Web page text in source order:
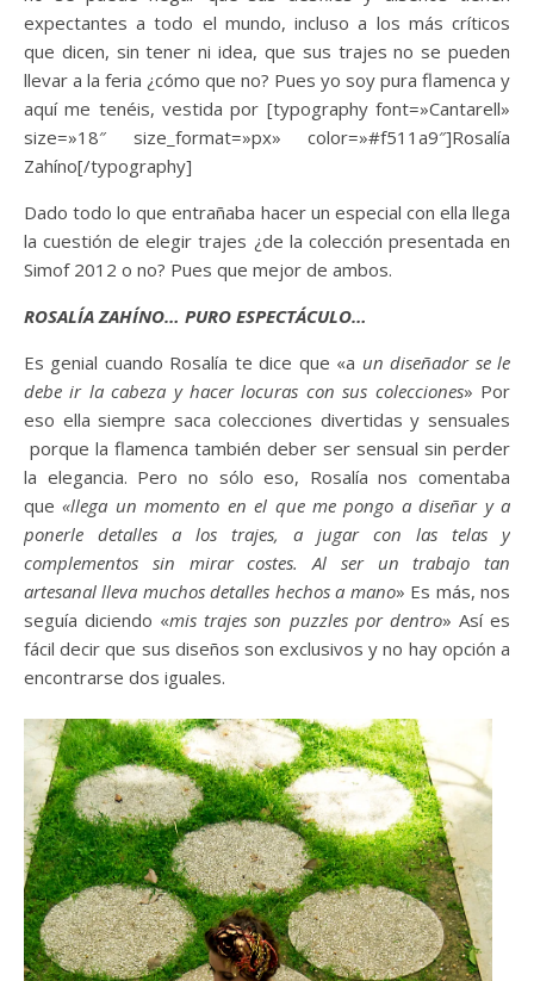
expectantes a todo el mundo, incluso a los más críticos
que dicen, sin tener ni idea, que sus trajes no se pueden
llevar a la feria ¿cómo que no? Pues yo soy pura flamenca y
aquí me tenéis, vestida por [typography font=»Cantarell»
size=»18″ size_format=»px» color=»#f511a9″]Rosalía
Zahíno[/typography]
Dado todo lo que entrañaba hacer un especial con ella llega
la cuestión de elegir trajes ¿de la colección presentada en
Simof 2012 o no? Pues que mejor de ambos.
ROSALÍA ZAHÍNO… PURO ESPECTÁCULO…
Es genial cuando Rosalía te dice que «a un diseñador se le
debe ir la cabeza y hacer locuras con sus colecciones» Por
eso ella siempre saca colecciones divertidas y sensuales
porque la flamenca también deber ser sensual sin perder
la elegancia. Pero no sólo eso, Rosalía nos comentaba
que«llega un momento en el que me pongo a diseñar y a
ponerle detalles a los trajes, a jugar con las telas y
complementos sin mirar costes. Al ser un trabajo tan
artesanal lleva muchos detalles hechos a mano» Es más, nos
seguía diciendo «mis trajes son puzzles por dentro» Así es
fácil decir que sus diseños son exclusivos y no hay opción a
encontrarse dos iguales.